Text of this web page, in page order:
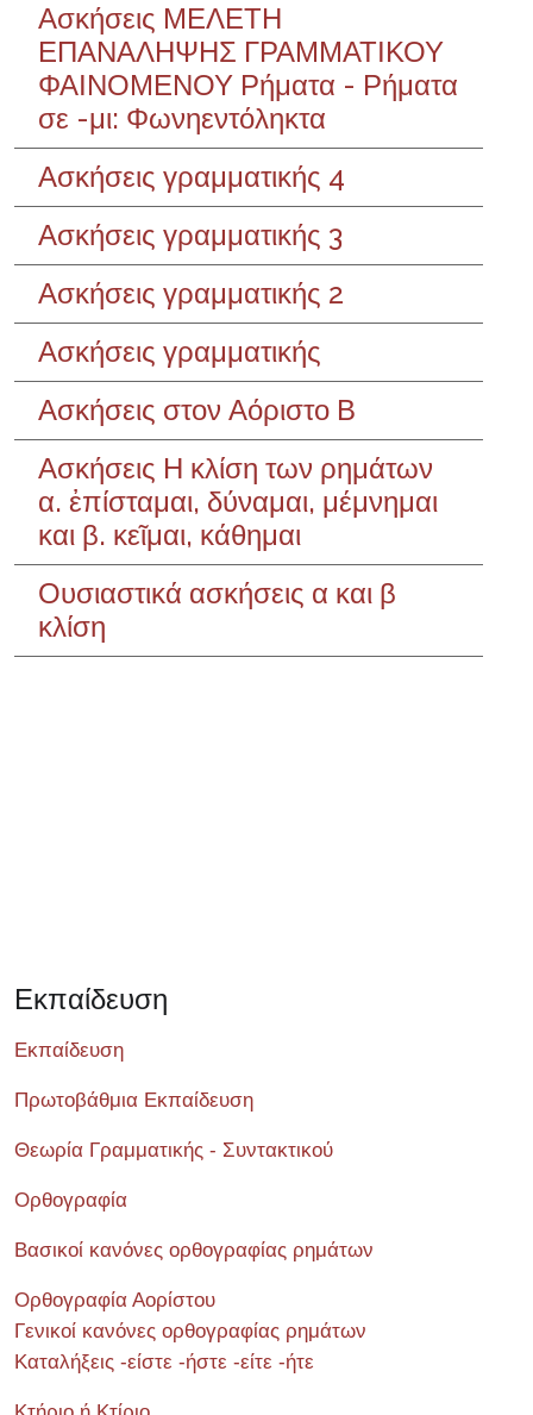
Ασκήσεις ΜΕΛΕΤΗ
ΕΠΑΝΑΛΗΨΗΣ ΓΡΑΜΜΑΤΙΚΟΥ
ΦΑΙΝΟΜΕΝΟΥ Ρήματα - Ρήματα
σε -μι: Φωνηεντόληκτα
Ασκήσεις γραμματικής 4
Ασκήσεις γραμματικής 3
Ασκήσεις γραμματικής 2
Ασκήσεις γραμματικής
Ασκήσεις στον Αόριστο Β
Ασκήσεις Η κλίση των ρημάτων
α. ἐπίσταμαι, δύναμαι, μέμνημαι
και β. κεῖμαι, κάθημαι
Ουσιαστικά ασκήσεις α και β
κλίση
Εκπαίδευση
Εκπαίδευση
Πρωτοβάθμια Εκπαίδευση
Θεωρία Γραμματικής - Συντακτικού
Ορθογραφία
Βασικοί κανόνες ορθογραφίας ρημάτων
Ορθογραφία Αορίστου
Γενικοί κανόνες ορθογραφίας ρημάτων
Καταλήξεις -είστε -ήστε -είτε -ήτε